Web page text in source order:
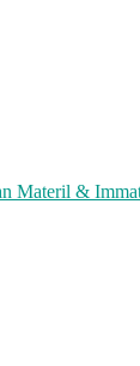
Materil &